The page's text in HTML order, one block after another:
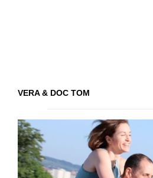
VERA & DOC TOM